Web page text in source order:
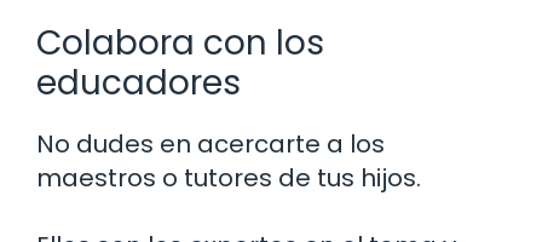
Colabora con los
educadores
No dudes en acercarte a los
maestros o tutores de tus hijos.